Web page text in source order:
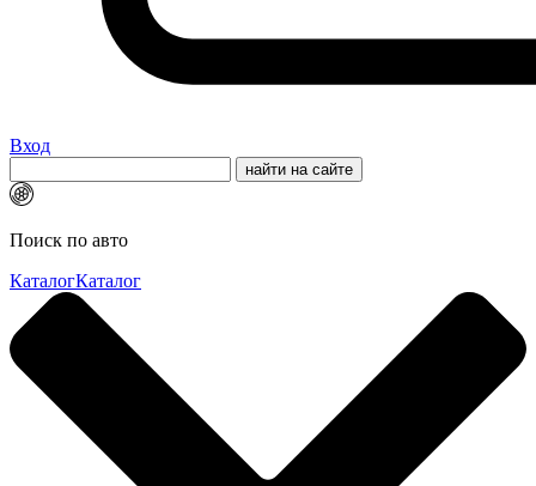
Вход
Поиск по авто
КаталогКаталог